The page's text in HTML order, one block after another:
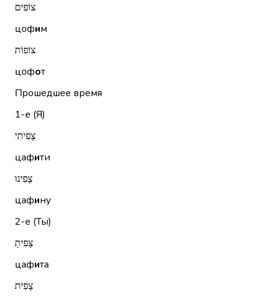
צוֹפִים
цофим
צוֹפוֹת
цофот
Прошедшее время
1-е (Я)
צָפִיתִי
цафити
צָפִינוּ
цафину
2-е (Ты)
צָפִיתָ
цафита
צָפִית